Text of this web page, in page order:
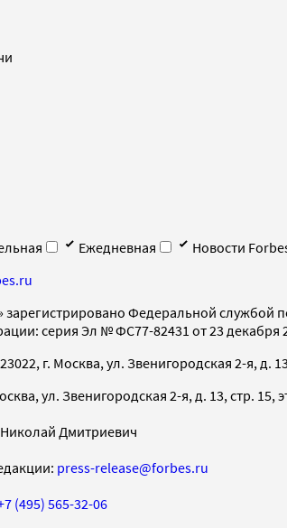
Ежедневная
Новости
зарегистрировано Федеральной службой
серия Эл № ФС77-82431 от 23 декабря
г. Москва, ул. Звенигородская 2-я, д.
ул. Звенигородская 2-я, д. 13, стр. 15,
Дмитриевич
press-release@forbes.ru
(495) 565-32-06